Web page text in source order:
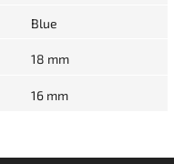
Blue
18 mm
16 mm